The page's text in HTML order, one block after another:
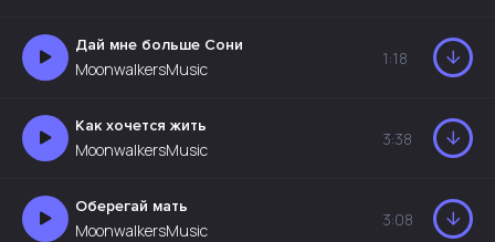
Дай мне больше Сони
MoonwalkersMusic
1:18
Как хочется жить
MoonwalkersMusic
3:38
Оберегай мать
MoonwalkersMusic
3:08